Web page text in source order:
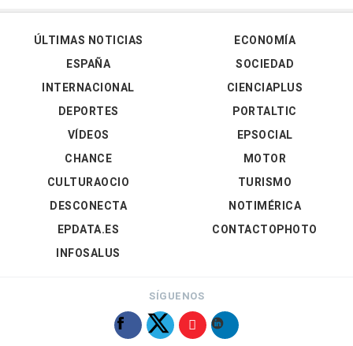
ÚLTIMAS NOTICIAS
ESPAÑA
INTERNACIONAL
DEPORTES
VÍDEOS
ECONOMÍA
SOCIEDAD
CIENCIAPLUS
PORTALTIC
EPSOCIAL
CHANCE
CULTURAOCIO
DESCONECTA
EPDATA.ES
INFOSALUS
MOTOR
TURISMO
NOTIMÉRICA
CONTACTOPHOTO
SÍGUENOS